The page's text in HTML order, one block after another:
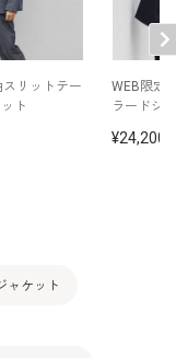
リットテー
ト
WEB限定
ラードジ
24,200
ャケット